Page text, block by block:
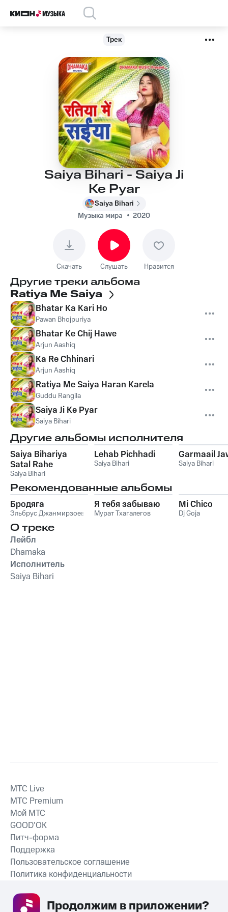
Трек
Saiya Bihari - Saiya Ji
Ke Pyar
Saiya Bihari
Музыка мира
2020
Скачать Слушать Нравится
Другие треки альбома
Ratiya Me Saiya
Bhatar Ka Kari Ho
Pawan Bhojpuriya
Bhatar Ke Chij Hawe
Arjun Aashiq
Ka Re Chhinari
Arjun Aashiq
Ratiya Me Saiya Haran Karela
Guddu Rangila
Saiya Ji Ke Pyar
Saiya Bihari
Другие альбомы исполнителя
Saiya Bihariya
Satal Rahe
Saiya Bihari
Lehab Pichhadi
Saiya Bihari
Garmaail
Saiya Bihari
Рекомендованные альбомы
Бродяга
Эльбрус Джанмирзоев
Я тебя забываю
Мурат Тхагалегов
Mi Chico
Dj Goja
О треке
Лейбл
Dhamaka
Исполнитель
Saiya Bihari
СКАЧАТЬ ПРИЛОЖЕНИЕ
MTС Live
MTС Premium
Мой МТС
GOOD’OK
Питч-форма
Поддержка
Пользовательское соглашение
Политика конфиденциальности